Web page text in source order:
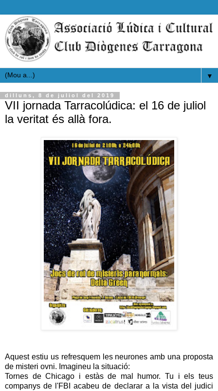
▼
dilluns, 8 de juliol del 2019
VII jornada Tarracolúdica: el 16 de juliol
la veritat és allà fora.
Aquest estiu us refresquem les neurones amb una proposta
de misteri ovni. Imagineu la situació:
Tornes de Chicago i estàs de mal humor. Tu i els teus
companys de l'FBI acabeu de declarar a la vista del judici